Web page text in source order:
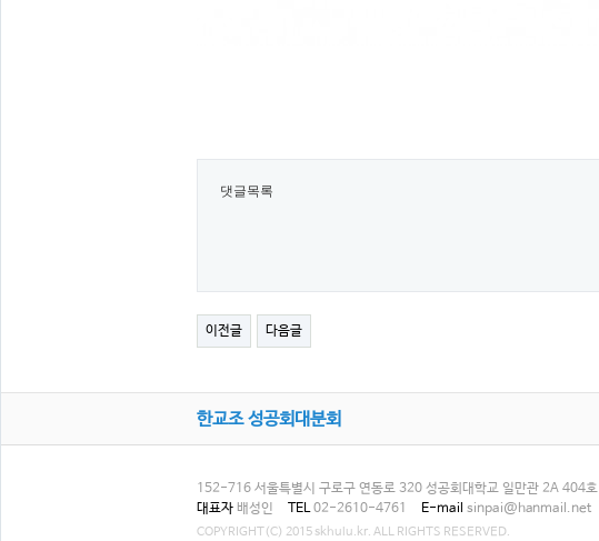
댓글목록
이전글 다음글
한교조 성공회대분회
152-716 서울특별시 구로구 연동로 320 성공회대학교 일만관 2A 404호
대표자 배성인 TEL02-2610-4761 E-mail sinpai@hanmail.net
COPYRIGHT(C) 2015 skhulu.kr. ALL RIGHTS RESERVED.